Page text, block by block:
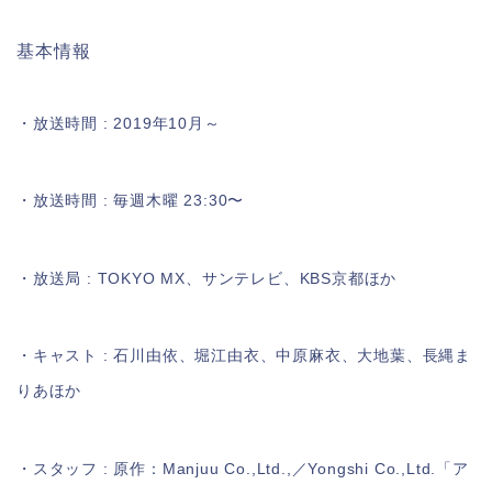
基本情報
・放送時間 : 2019年10月～
・放送時間 : 毎週木曜 23:30〜
・放送局 : TOKYO MX、サンテレビ、KBS京都ほか
・キャスト : 石川由依、堀江由衣、中原麻衣、大地葉、長縄ま
りあほか
・スタッフ : 原作：Manjuu Co.,Ltd.,／Yongshi Co.,Ltd.「ア